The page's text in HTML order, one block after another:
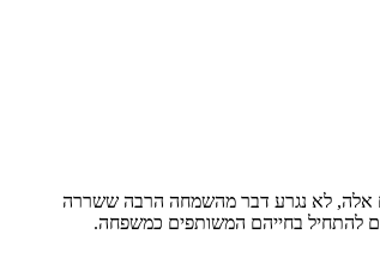
אלה, לא נגרע דבר מהשמחה הרבה ששררה
להתחיל בחייהם המשותפים כמשפחה.